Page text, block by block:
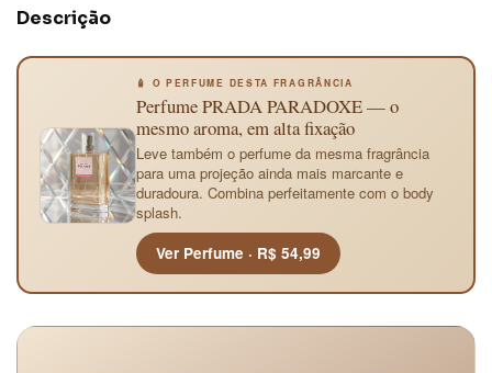
Descrição
🧴 O PERFUME DESTA FRAGRÂNCIA
Perfume PRADA PARADOXE — o
mesmo aroma, em alta fixação
Leve também o perfume da mesma fragrância
para uma projeção ainda mais marcante e
duradoura. Combina perfeitamente com o body
splash.
Ver Perfume · R$ 54,99